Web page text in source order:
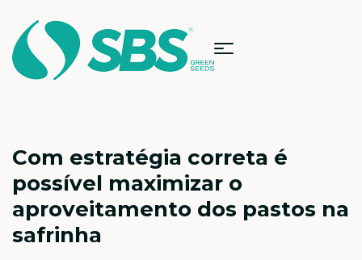
Com estratégia correta é
possível maximizar o
aproveitamento dos pastos na
safrinha